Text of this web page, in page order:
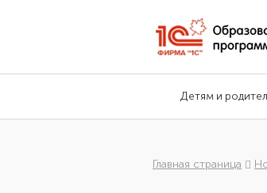
Детям и
Главная страница